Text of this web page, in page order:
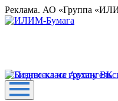
Реклама. АО «Группа